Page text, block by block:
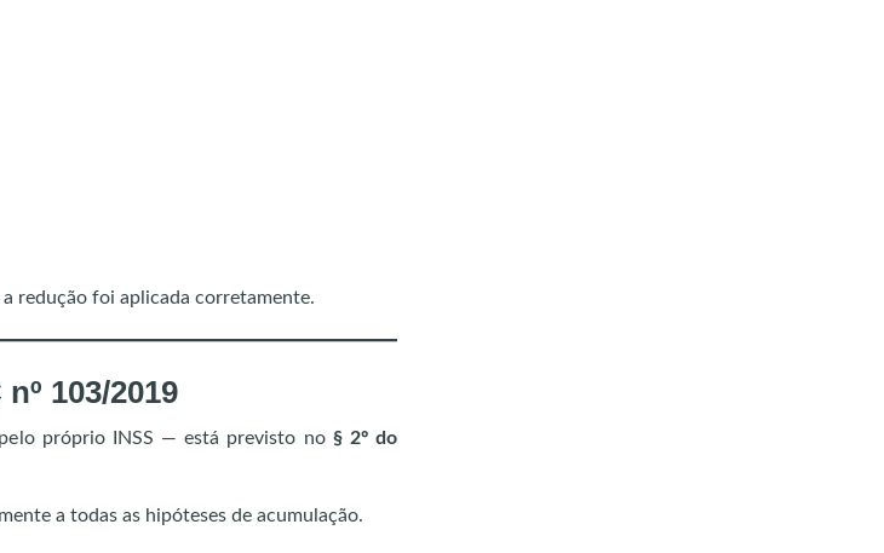
redução foi aplicada corretamente.
103/2019
próprio INSS — está previsto no § 2º do
a todas as hipóteses de acumulação.